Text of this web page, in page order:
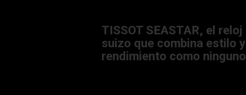
TISSOT SEASTAR, el reloj
suizo que combina estilo y
rendimiento como ninguno